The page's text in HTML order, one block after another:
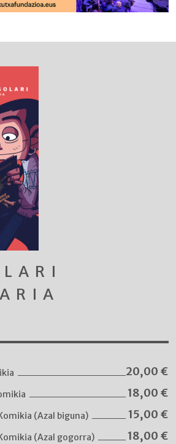
20,00 €
18,00 €
(Azal biguna) 15,00 €
(Azal gogorra) 18,00 €